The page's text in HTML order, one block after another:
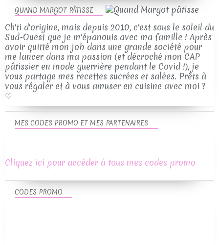
QUAND MARGOT PÂTISSE
Ch'ti d'origine, mais depuis 2010, c'est sous le soleil du
Sud-Ouest que je m'épanouis avec ma famille ! Après
avoir quitté mon job dans une grande société pour
me lancer dans ma passion (et décroché mon CAP
pâtissier en mode guerrière pendant le Covid !), je
vous partage mes recettes sucrées et salées. Prêts à
vous régaler et à vous amuser en cuisine avec moi ?
♡
CODES PROMO
MES CODES PROMO ET MES PARTENAIRES
Cliquez ici pour accéder à tous mes codes promo